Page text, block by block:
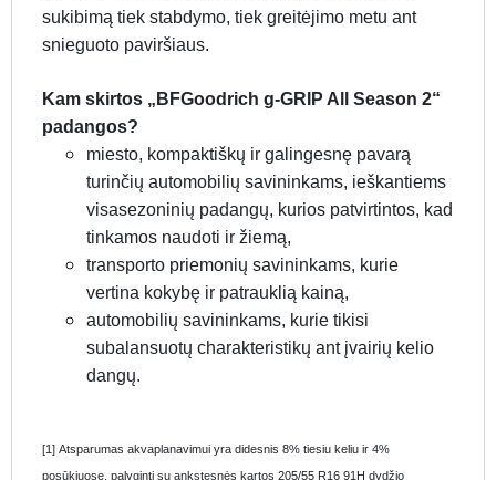
sukibimą tiek stabdymo, tiek greitėjimo metu ant
snieguoto paviršiaus.
Kam skirtos „BFGoodrich g-GRIP All Season 2“
padangos?
miesto, kompaktiškų ir galingesnę pavarą
turinčių automobilių savininkams, ieškantiems
visasezoninių padangų, kurios patvirtintos, kad
tinkamos naudoti ir žiemą,
transporto priemonių savininkams, kurie
vertina kokybę ir patrauklią kainą,
automobilių savininkams, kurie tikisi
subalansuotų charakteristikų ant įvairių kelio
dangų.
[1] Atsparumas akvaplanavimui yra didesnis 8% tiesiu keliu ir 4%
posūkiuose, palyginti su ankstesnės kartos 205/55 R16 91H dydžio